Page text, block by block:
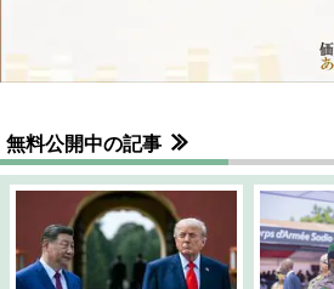
無料公開中の記事